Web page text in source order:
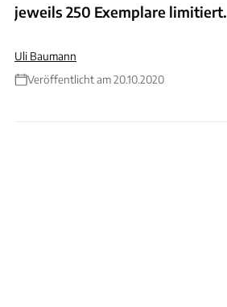
jeweils 250 Exemplare limitiert.
Uli Baumann
Veröffentlicht am 20.10.2020